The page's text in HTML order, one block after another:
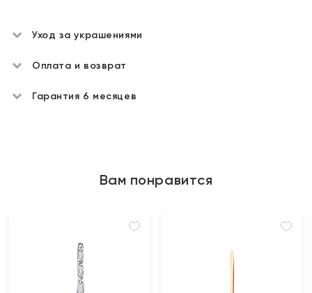
Уход за украшениями
Оплата и возврат
Гарантия 6 месяцев
Вам понравится